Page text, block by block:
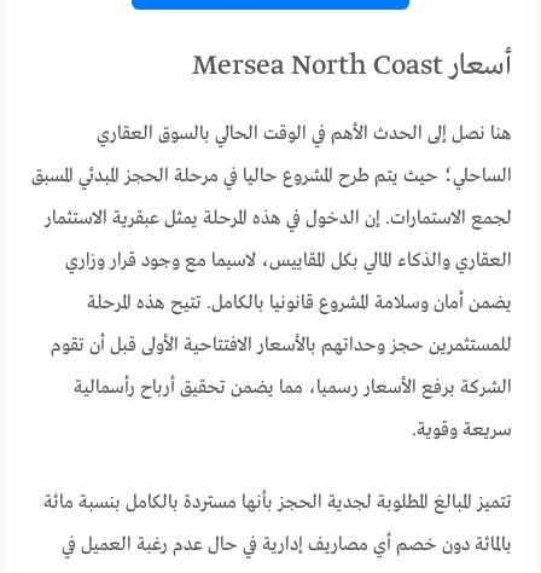
أسعار Mersea North Coast
هنا نصل إلى الحدث الأهم في الوقت الحالي بالسوق العقاري
الساحلي؛ حيث يتم طرح المشروع حاليا في مرحلة الحجز المبدئي المسبق
لجمع الاستمارات. إن الدخول في هذه المرحلة يمثل عبقرية الاستثمار
العقاري والذكاء المالي بكل المقاييس، لاسيما مع وجود قرار وزاري
يضمن أمان وسلامة المشروع قانونيا بالكامل. تتيح هذه المرحلة
للمستثمرين حجز وحداتهم بالأسعار الافتتاحية الأولى قبل أن تقوم
الشركة برفع الأسعار رسميا، مما يضمن تحقيق أرباح رأسمالية
سريعة وقوية.
تتميز المبالغ المطلوبة لجدية الحجز بأنها مستردة بالكامل بنسبة مائة
بالمائة دون خصم أي مصاريف إدارية في حال عدم رغبة العميل في